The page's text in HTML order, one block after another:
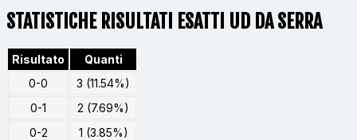
STATISTICHE RISULTATI ESATTI UD DA SERRA
Risultato
Quanti
0-0
3 (11.54%)
0-1
2 (7.69%)
0-2
1 (3.85%)